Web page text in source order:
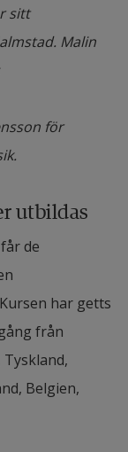
sitt
Malin
för
utbildas
de
har getts
från
Belgien,